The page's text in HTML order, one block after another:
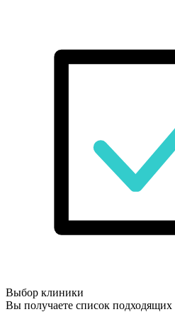
Выбор клиники
Вы получаете список